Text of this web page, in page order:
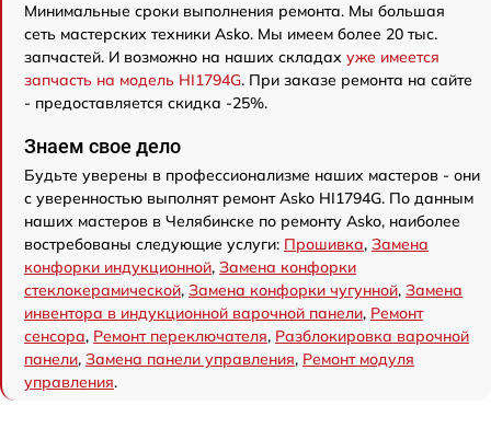
Минимальные сроки выполнения ремонта. Мы большая
сеть мастерских техники Asko. Мы имеем более 20 тыс.
запчастей. И возможно на наших складах уже имеется
запчасть на модель HI1794G. При заказе ремонта на сайте
- предоставляется скидка -25%.
Знаем свое дело
Будьте уверены в профессионализме наших мастеров - они
с уверенностью выполнят ремонт Asko HI1794G. По данным
наших мастеров в Челябинске по ремонту Asko, наиболее
востребованы следующие услуги: Прошивка, Замена
конфорки индукционной, Замена конфорки
стеклокерамической, Замена конфорки чугунной, Замена
инвентора в индукционной варочной панели, Ремонт
сенсора, Ремонт переключателя, Разблокировка варочной
панели, Замена панели управления, Ремонт модуля
управления.